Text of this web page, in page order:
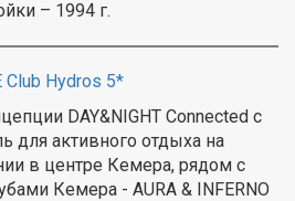
– 1994 г.
Club Hydros 5*
DAY&NIGHT Connected с
для активного отдыха на
в центре Кемера, рядом с
Кемера - AURA & INFERNO